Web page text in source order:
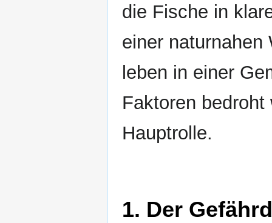
die Fische in
einer naturnahen
leben in einer
Faktoren
Hauptrolle.
1. Der